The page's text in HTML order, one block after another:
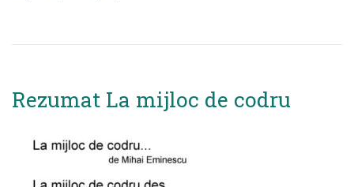
Rezumat La mijloc de codru